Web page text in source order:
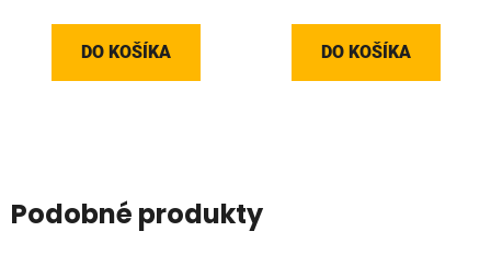
DO KOŠÍKA DO KOŠÍKA
Podobné produkty